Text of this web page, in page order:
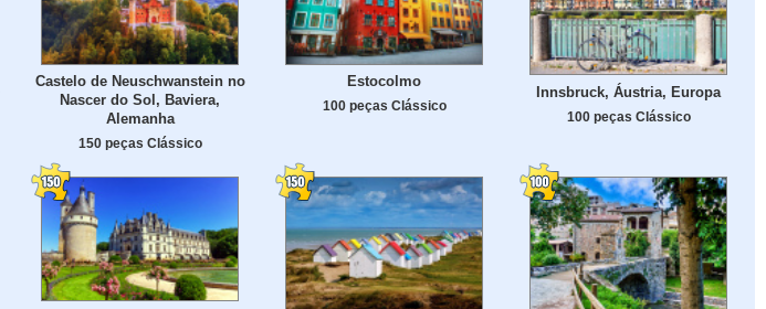
Castelo de Neuschwanstein no
Nascer do Sol, Baviera,
Alemanha
150 peças Clássico
Estocolmo
100 peças Clássico
Innsbruck, Áustria, Europa
100 peças Clássico